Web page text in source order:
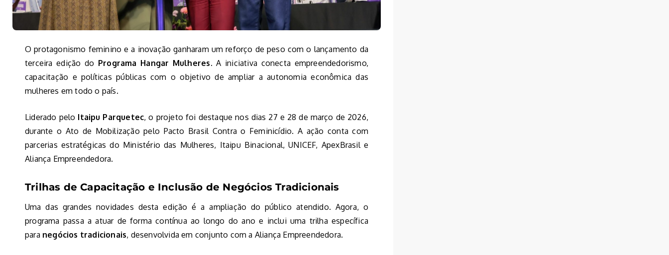
O protagonismo feminino e a inovação ganharam um reforço de peso com o lançamento da
terceira edição do Programa Hangar Mulheres. A iniciativa conecta empreendedorismo,
capacitação e políticas públicas com o objetivo de ampliar a autonomia econômica das
mulheres em todo o país.
Liderado pelo Itaipu Parquetec, o projeto foi destaque nos dias 27 e 28 de março de 2026,
durante o Ato de Mobilização pelo Pacto Brasil Contra o Feminicídio. A ação conta com
parcerias estratégicas do Ministério das Mulheres, Itaipu Binacional, UNICEF, ApexBrasil e
Aliança Empreendedora.
Trilhas de Capacitação e Inclusão de Negócios Tradicionais
Uma das grandes novidades desta edição é a ampliação do público atendido. Agora, o
programa passa a atuar de forma contínua ao longo do ano e inclui uma trilha específica
para negócios tradicionais, desenvolvida em conjunto com a Aliança Empreendedora.